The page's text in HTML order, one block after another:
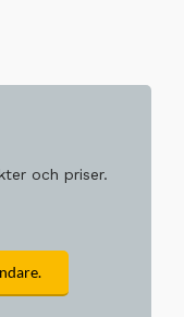
och priser.